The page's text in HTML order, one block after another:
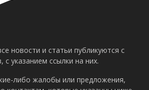
новости и статьи публикуются с
с указанием ссылки на них.
либо жалобы или предложения,